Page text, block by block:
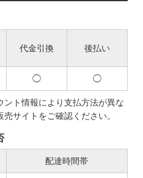
代金引換 後払い
◯ ◯
ト情報により支払方法が異な
サイトをご確認ください。
配達時間帯